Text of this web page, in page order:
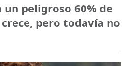
un peligroso 60% de
pero todavía no